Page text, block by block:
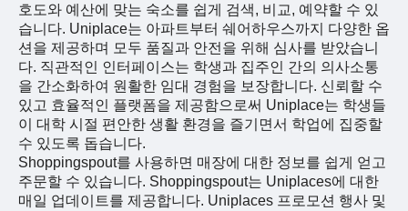
호도와 예산에 맞는 숙소를 쉽게 검색, 비교, 예약할 수 있
습니다. Uniplace는 아파트부터 쉐어하우스까지 다양한 옵
션을 제공하며 모두 품질과 안전을 위해 심사를 받았습니
다. 직관적인 인터페이스는 학생과 집주인 간의 의사소통
을 간소화하여 원활한 임대 경험을 보장합니다. 신뢰할 수
있고 효율적인 플랫폼을 제공함으로써 Uniplace는 학생들
이 대학 시절 편안한 생활 환경을 즐기면서 학업에 집중할
수 있도록 돕습니다.
Shoppingspout를 사용하면 매장에 대한 정보를 쉽게 얻고
주문할 수 있습니다. Shoppingspout는 Uniplaces에 대한
매일 업데이트를 제공합니다. Uniplaces 프로모션 행사 및